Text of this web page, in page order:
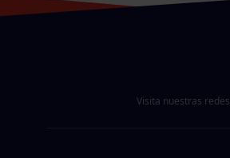
Visita nuestras redes